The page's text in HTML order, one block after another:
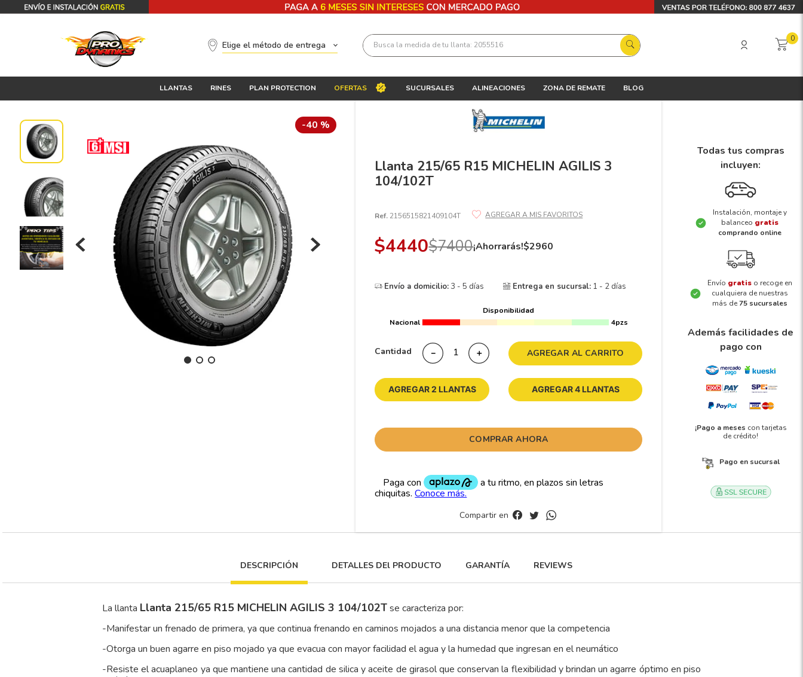
Elige el método de entrega Busca la medida de tu llanta: 2055516 0
LLANTAS RINES PLAN PROTECTION OFERTAS SUCURSALES ALINEACIONES ZONA DE REMATE BLOG
-40 %
Llanta 215/65 R15 MICHELIN AGILIS 3
104/102T
Ref. 2156515821409104T
$4440$7400¡Ahorrarás!$2960
Envío a domicilio:3 - 5 días Entrega en sucursal: 1 - 2 días
Disponibilidad
Nacional
4pzs
Cantidad ＋
－ AGREGAR AL CARRITO
AGREGAR 2 LLANTAS AGREGAR 4 LLANTAS
COMPRAR AHORA
Compartir en
Todas tus compras
incluyen:
Instalación, montaje y
balanceo gratis
comprando online
Envío gratis o recoge en
cualquiera de nuestras
más de75 sucursales
Además facilidades de
pago con
¡Pago a meses con tarjetas
de crédito!
Pago en sucursal
DESCRIPCIÓN DETALLES DEl PRODUCTO GARANTÍA REVIEWS
La llanta Llanta 215/65 R15 MICHELIN AGILIS 3 104/102Tse caracteriza por:
-Manifestar un frenado de primera, ya que continua frenando en caminos mojados a una distancia menor que la competencia
-Otorga un buen agarre en piso mojado ya que evacua con mayor facilidad el agua y la humedad que ingresan en el neumático
-Resiste el acuaplaneo ya que mantiene una cantidad de silica y aceite de girasol que conservan la flexibilidad y brindan un agarre óptimo en piso
Términos más buscados